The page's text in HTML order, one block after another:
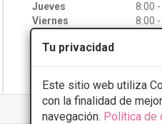
Tu privacidad
Este sitio web utiliza
con la finalidad de
navegación. Política de
Jueves
8:00
Viernes
8:00
Más información